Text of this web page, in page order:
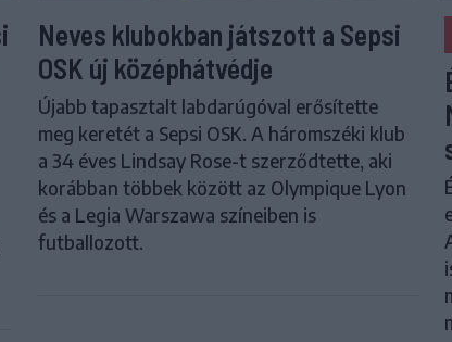
Neves klubokban játszott a Sepsi
OSK új középhátvédje
Újabb tapasztalt labdarúgóval erősítette
meg keretét a Sepsi OSK. A háromszéki klub
a 34 éves Lindsay Rose-t szerződtette, aki
korábban többek között az Olympique Lyon
és a Legia Warszawa színeiben is
futballozott.